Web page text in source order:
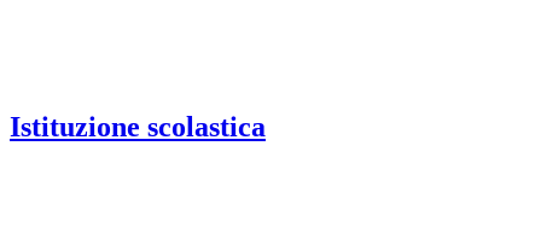
Istituzione scolastica